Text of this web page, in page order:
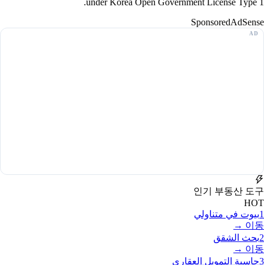
under Korea Open Government License Type 1.
SponsoredAdSense
인기 부동산 도구
HOT
1بيوت في متناولي
이동 →
2بحث الشقق
이동 →
3حاسبة التمويل العقاري